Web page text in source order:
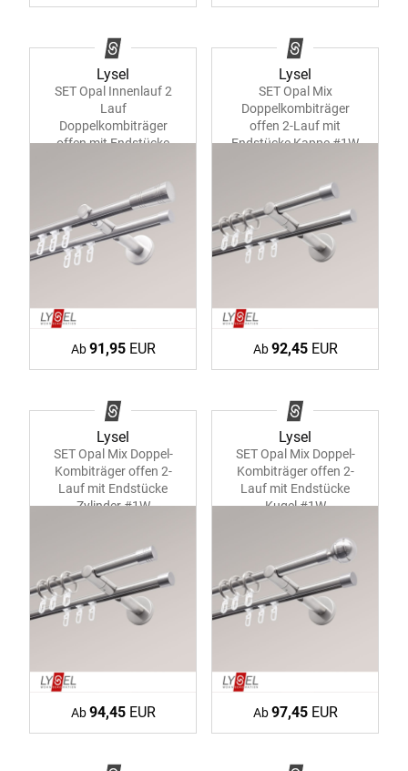
Lysel
SET Opal Innenlauf 2
Lauf
Doppelkombiträger
offen mit Endstücke
Ab91,95EUR
Lysel
SET Opal Mix
Doppelkombiträger
offen 2-Lauf mit
Endstücke Kappe #1W
Ab92,45EUR
Lysel
SET Opal Mix Doppel-
Kombiträger offen 2-
Lauf mit Endstücke
Zylinder #1W
Ab94,45EUR
Lysel
SET Opal Mix Doppel-
Kombiträger offen 2-
Lauf mit Endstücke
Kugel #1W
Ab97,45EUR